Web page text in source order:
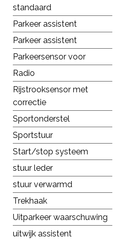
standaard
Parkeer assistent
Parkeer assistent
Parkeersensor voor
Radio
Rijstrooksensor met
correctie
Sportonderstel
Sportstuur
Start/stop systeem
stuur leder
stuur verwarmd
Trekhaak
Uitparkeer waarschuwing
uitwijk assistent